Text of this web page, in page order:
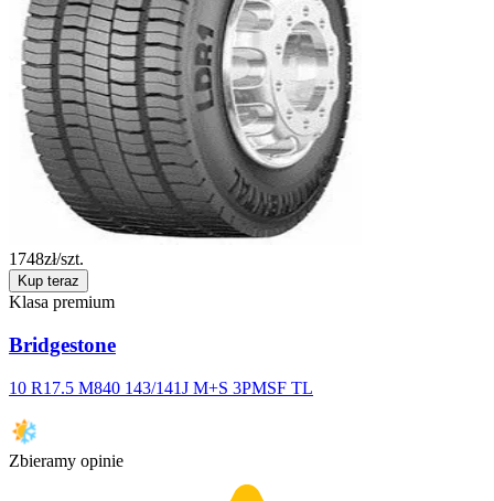
1748zł/szt.
Kup teraz
Klasa premium
Bridgestone
10 R17.5 M840 143/141J M+S 3PMSF TL
Zbieramy opinie